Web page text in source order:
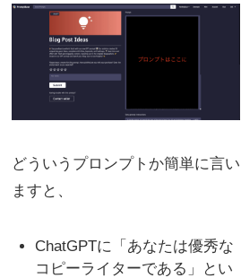
どういうプロンプトか簡単に言い
ますと、
ChatGPTに「あなたは優秀な
コピーライターである」とい